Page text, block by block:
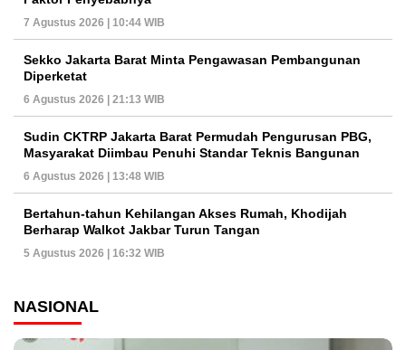
7 Agustus 2026 | 10:44 WIB
Sekko Jakarta Barat Minta Pengawasan Pembangunan
Diperketat
6 Agustus 2026 | 21:13 WIB
Sudin CKTRP Jakarta Barat Permudah Pengurusan PBG,
Masyarakat Diimbau Penuhi Standar Teknis Bangunan
6 Agustus 2026 | 13:48 WIB
Bertahun-tahun Kehilangan Akses Rumah, Khodijah
Berharap Walkot Jakbar Turun Tangan
5 Agustus 2026 | 16:32 WIB
NASIONAL